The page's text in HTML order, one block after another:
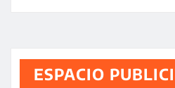
ESPACIO